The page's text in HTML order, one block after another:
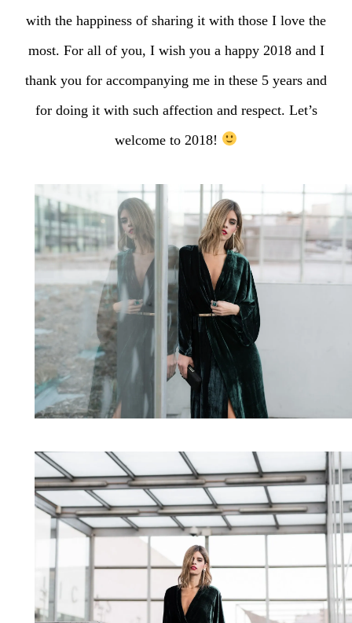
with the happiness of sharing it with those I love the
most. For all of you, I wish you a happy 2018 and I
thank you for accompanying me in these 5 years and
for doing it with such affection and respect. Let’s
welcome to 2018!